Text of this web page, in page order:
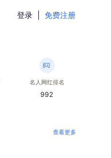
登录 免费注册
名人网红排名
992
查看更多